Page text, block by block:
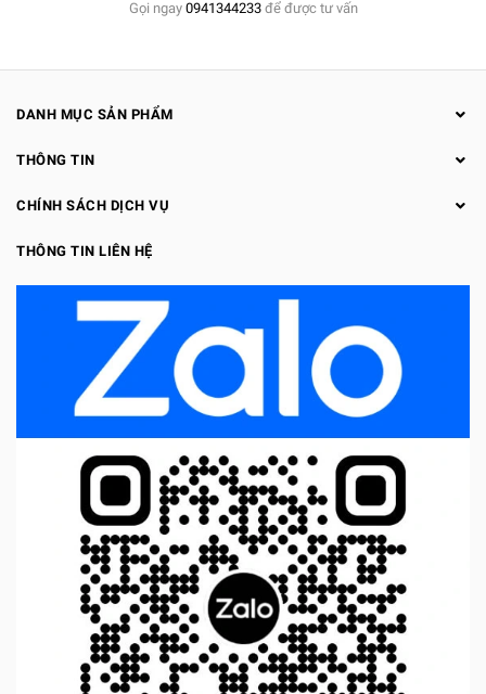
Gọi ngay 0941344233để được tư vấn
DANH MỤC SẢN PHẨM
THÔNG TIN
CHÍNH SÁCH DỊCH VỤ
THÔNG TIN LIÊN HỆ